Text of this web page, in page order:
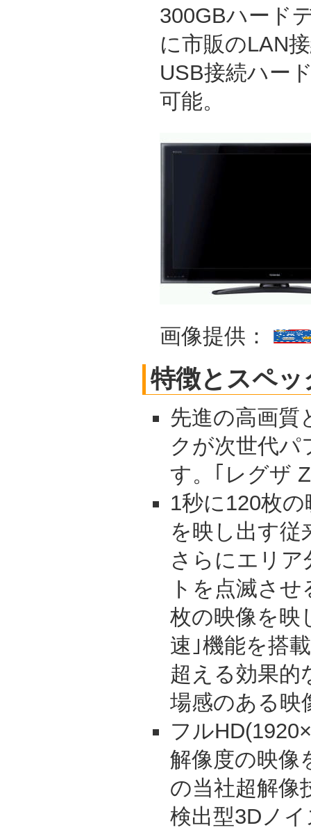
300GBハード
に市販のLAN
USB接続ハー
可能。
画像提供：
特徴とスペッ
先進の高画質
クが次世代パ
す。｢レグザ
1秒に120枚
を映し出す従
さらにエリ
トを点滅さ
枚の映像を映
速｣機能を搭
超える効果的
場感のある映
フル
解像度の映像
の当社超解像
検出型3Dノ